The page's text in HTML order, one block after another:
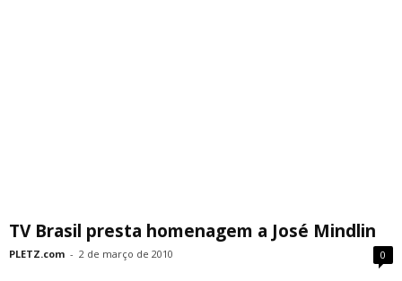
TV Brasil presta homenagem a José Mindlin
PLETZ.com - 2 de março de 2010 0